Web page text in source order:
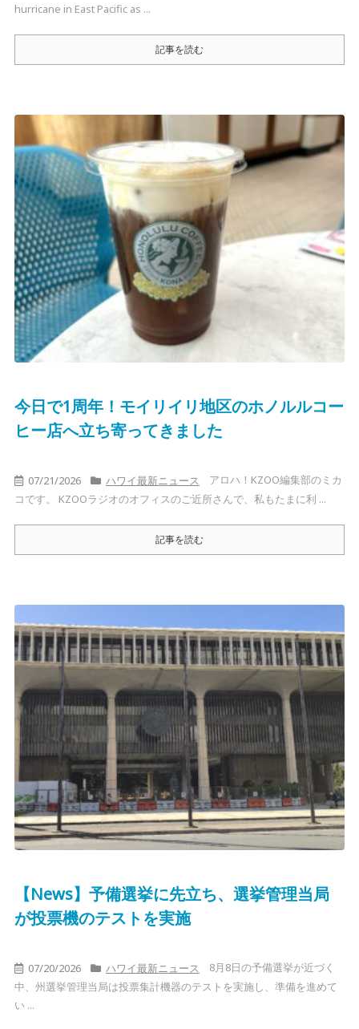
hurricane in East Pacific as ...
記事を読む
今日で1周年！モイリイリ地区のホノルルコー
ヒー店へ立ち寄ってきました
07/21/2026 ハワイ最新ニュース
アロハ！KZOO編集部のミカ
コです。 KZOOラジオのオフィスのご近所さんで、私もたまに利 ...
記事を読む
【News】予備選挙に先立ち、選挙管理当局
が投票機のテストを実施
07/20/2026 ハワイ最新ニュース
8月8日の予備選挙が近づく
中、州選挙管理当局は投票集計機器のテストを実施し、準備を進めて
い ...